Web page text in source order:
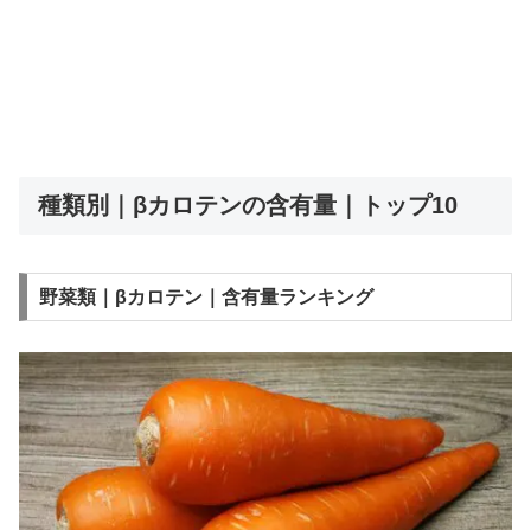
種類別｜βカロテンの含有量｜トップ10
野菜類｜βカロテン｜含有量ランキング